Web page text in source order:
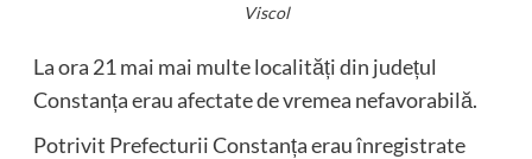
Viscol
La ora 21 mai mai multe localități din județul
Constanța erau afectate de vremea nefavorabilă.
Potrivit Prefecturii Constanța erau înregistrate